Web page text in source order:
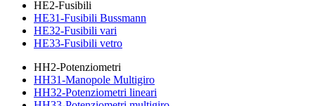
HE2-Fusibili
HE31-Fusibili Bussmann
HE32-Fusibili vari
HE33-Fusibili vetro
HH2-Potenziometri
HH31-Manopole Multigiro
HH32-Potenziometri lineari